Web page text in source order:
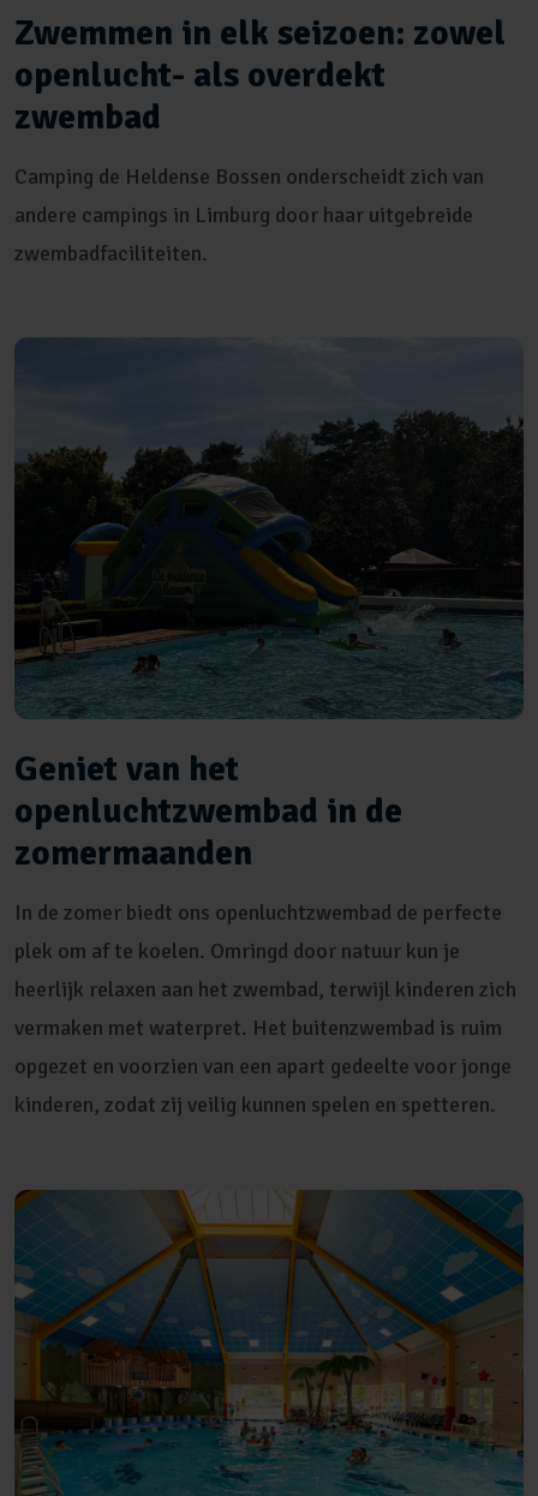
Zwemmen in elk seizoen: zowel
openlucht- als overdekt
zwembad
Camping de Heldense Bossen onderscheidt zich van
andere campings in Limburg door haar uitgebreide
zwembadfaciliteiten.
Geniet van het
openluchtzwembad in de
zomermaanden
In de zomer biedt ons openluchtzwembad de perfecte
plek om af te koelen. Omringd door natuur kun je
heerlijk relaxen aan het zwembad, terwijl kinderen zich
vermaken met waterpret. Het buitenzwembad is ruim
opgezet en voorzien van een apart gedeelte voor jonge
kinderen, zodat zij veilig kunnen spelen en spetteren.